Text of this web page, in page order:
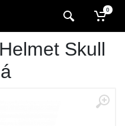
0
Skull